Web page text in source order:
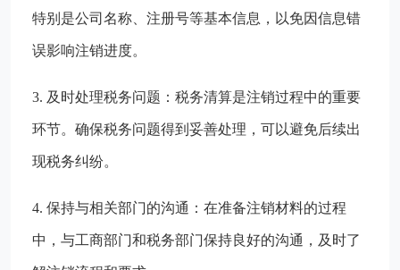
特别是公司名称、注册号等基本信息，以免因信息错
误影响注销进度。
3. 及时处理税务问题：税务清算是注销过程中的重要
环节。确保税务问题得到妥善处理，可以避免后续出
现税务纠纷。
4. 保持与相关部门的沟通：在准备注销材料的过程
中，与工商部门和税务部门保持良好的沟通，及时了